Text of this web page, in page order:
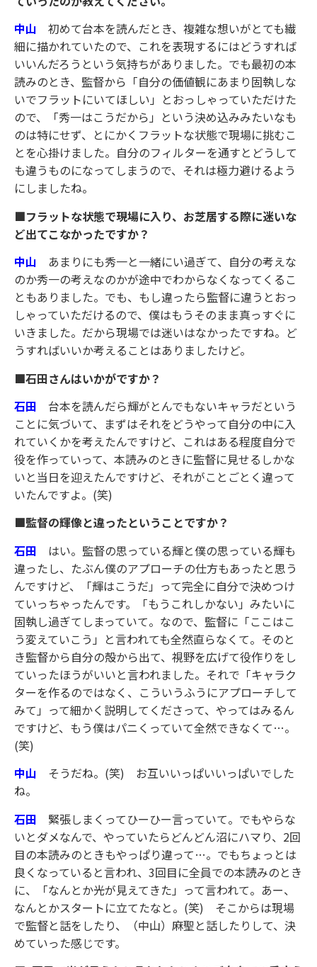
中山 初めて台本を読んだとき、複雑な想いがとても繊
細に描かれていたので、これを表現するにはどうすれば
いいんだろうという気持ちがありました。でも最初の本
読みのとき、監督から「自分の価値観にあまり固執しな
いでフラットにいてほしい」とおっしゃっていただけた
ので、「秀一はこうだから」という決め込みみたいなも
のは特にせず、とにかくフラットな状態で現場に挑むこ
とを心掛けました。自分のフィルターを通すとどうして
も違うものになってしまうので、それは極力避けるよう
にしましたね。
■フラットな状態で現場に入り、お芝居する際に迷いな
ど出てこなかったですか？
中山 あまりにも秀一と一緒にい過ぎて、自分の考えな
のか秀一の考えなのかが途中でわからなくなってくるこ
ともありました。でも、もし違ったら監督に違うとおっ
しゃっていただけるので、僕はもうそのまま真っすぐに
いきました。だから現場では迷いはなかったですね。ど
うすればいいか考えることはありましたけど。
■石田さんはいかがですか？
石田 台本を読んだら輝がとんでもないキャラだという
ことに気づいて、まずはそれをどうやって自分の中に入
れていくかを考えたんですけど、これはある程度自分で
役を作っていって、本読みのときに監督に見せるしかな
いと当日を迎えたんですけど、それがことごとく違って
いたんですよ。(笑)
■監督の輝像と違ったということですか？
石田 はい。監督の思っている輝と僕の思っている輝も
違ったし、たぶん僕のアプローチの仕方もあったと思う
んですけど、「輝はこうだ」って完全に自分で決めつけ
ていっちゃったんです。「もうこれしかない」みたいに
固執し過ぎてしまっていて。なので、監督に「ここはこ
う変えていこう」と言われても全然直らなくて。そのと
き監督から自分の殻から出て、視野を広げて役作りをし
ていったほうがいいと言われました。それで「キャラク
ターを作るのではなく、こういうふうにアプローチして
みて」って細かく説明してくださって、やってはみるん
ですけど、もう僕はパニくっていて全然できなくて…。
(笑)
中山 そうだね。(笑) お互いいっぱいいっぱいでした
ね。
石田 緊張しまくってひーひー言っていて。でもやらな
いとダメなんで、やっていたらどんどん沼にハマり、2回
目の本読みのときもやっぱり違って…。でもちょっとは
良くなっていると言われ、3回目に全員での本読みのとき
に、「なんとか光が見えてきた」って言われて。あー、
なんとかスタートに立てたなと。(笑) そこからは現場
で監督と話をしたり、（中山）麻聖と話したりして、決
めていった感じです。